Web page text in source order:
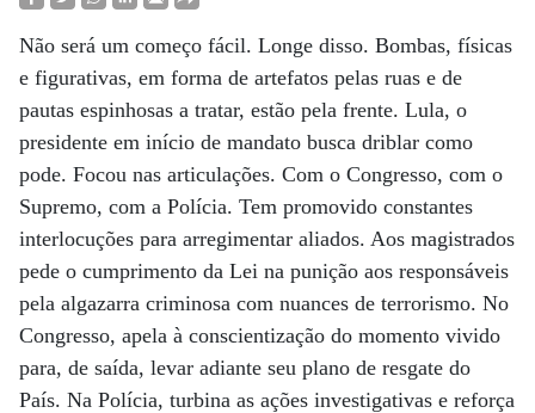
Não será um começo fácil. Longe disso. Bombas, físicas
e figurativas, em forma de artefatos pelas ruas e de
pautas espinhosas a tratar, estão pela frente. Lula, o
presidente em início de mandato busca driblar como
pode. Focou nas articulações. Com o Congresso, com o
Supremo, com a Polícia. Tem promovido constantes
interlocuções para arregimentar aliados. Aos magistrados
pede o cumprimento da Lei na punição aos responsáveis
pela algazarra criminosa com nuances de terrorismo. No
Congresso, apela à conscientização do momento vivido
para, de saída, levar adiante seu plano de resgate do
País. Na Polícia, turbina as ações investigativas e reforça